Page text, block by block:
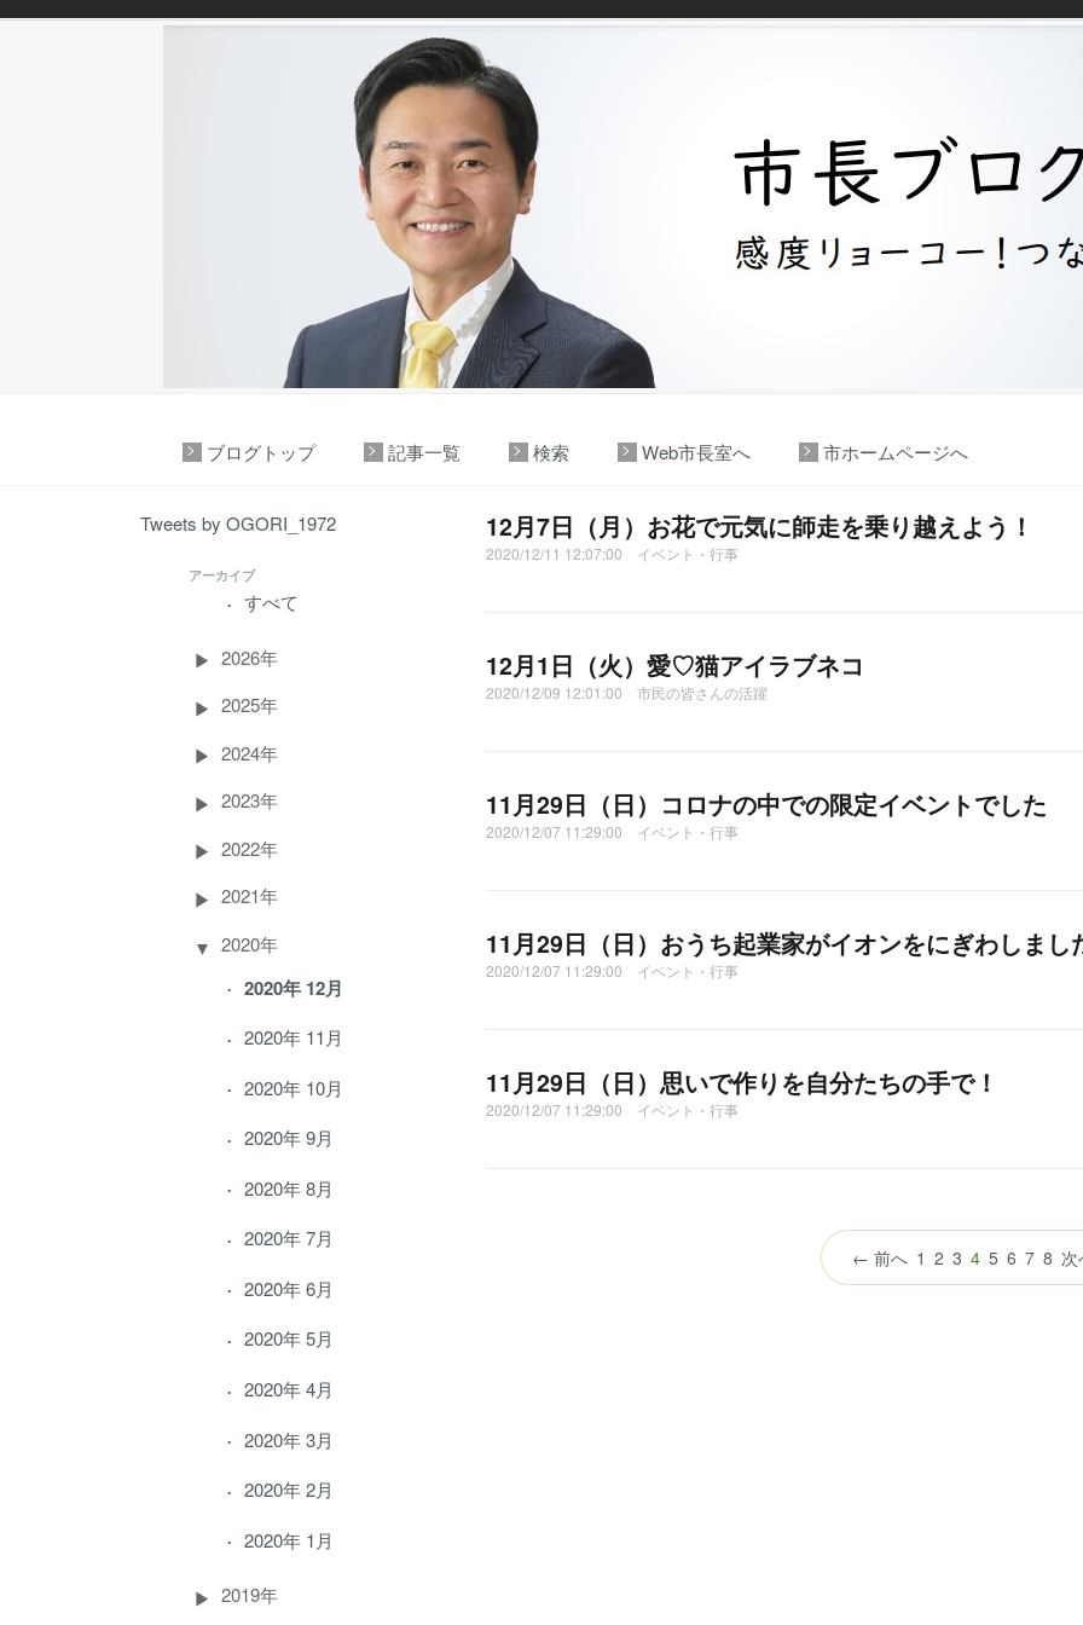
ブログトップ 記事一覧 検索 Web市長室へ 市ホームページへ
Tweets by OGORI_1972
アーカイブ
すべて
2026年
2025年
2024年
2023年
2022年
2021年
2020年
2020年 12月
2020年 11月
2020年 10月
2020年 9月
2020年 8月
2020年 7月
2020年 6月
2020年 5月
2020年 4月
2020年 3月
2020年 2月
2020年 1月
2019年
12月7日（月）お花で元気に師走を乗り越えよう！
2020/12/11 12:07:00 イベント・行事
12月1日（火）愛♡猫アイラブネコ
2020/12/09 12:01:00 市民の皆さんの活躍
11月29日（日）コロナの中での限定イベントでした
2020/12/07 11:29:00 イベント・行事
11月29日（日）おうち起業家がイオンをにぎわしまし
2020/12/07 11:29:00 イベント・行事
11月29日（日）思いで作りを自分たちの手で！
2020/12/07 11:29:00 イベント・行事
← 前へ 1 2 3 4（こ
の
5 6 7 8